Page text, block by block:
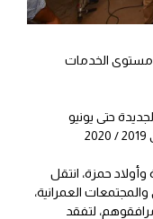
مستوى الخدمات
حتى يونيو
حمزة، انتقل
العمرانية،
لتفقد